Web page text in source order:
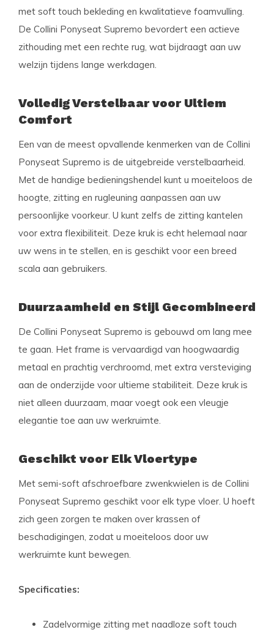
met soft touch bekleding en kwalitatieve foamvulling.
De Collini Ponyseat Supremo bevordert een actieve
zithouding met een rechte rug, wat bijdraagt aan uw
welzijn tijdens lange werkdagen.
Volledig Verstelbaar voor Ultiem
Comfort
Een van de meest opvallende kenmerken van de Collini
Ponyseat Supremo is de uitgebreide verstelbaarheid.
Met de handige bedieningshendel kunt u moeiteloos de
hoogte, zitting en rugleuning aanpassen aan uw
persoonlijke voorkeur. U kunt zelfs de zitting kantelen
voor extra flexibiliteit. Deze kruk is echt helemaal naar
uw wens in te stellen, en is geschikt voor een breed
scala aan gebruikers.
Duurzaamheid en Stijl Gecombineerd
De Collini Ponyseat Supremo is gebouwd om lang mee
te gaan. Het frame is vervaardigd van hoogwaardig
metaal en prachtig verchroomd, met extra versteviging
aan de onderzijde voor ultieme stabiliteit. Deze kruk is
niet alleen duurzaam, maar voegt ook een vleugje
elegantie toe aan uw werkruimte.
Geschikt voor Elk Vloertype
Met semi-soft afschroefbare zwenkwielen is de Collini
Ponyseat Supremo geschikt voor elk type vloer. U hoeft
zich geen zorgen te maken over krassen of
beschadigingen, zodat u moeiteloos door uw
werkruimte kunt bewegen.
Specificaties:
Zadelvormige zitting met naadloze soft touch